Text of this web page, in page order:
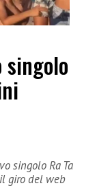
singolo
singolo Ra Ta
giro del web